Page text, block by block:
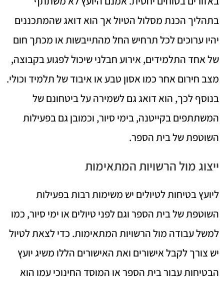
בתהליך הכנת מסלול הטיול אך הוא דואג שהמתכננים
יהיו ערוכים לכל תרחיש החל מהתייבשות או מכתך חום
של אחד התלמידים, אירוע חבלני שיכול לפגוע בקבוצה,
מצב חירום אחר כמו אסון טבע או איבוד של תלמיד וכולי.
בנוסף לכך, הוא דואג גם לשמירה על ביטחונם של
המשתתפים בקייטנה, בימי סיור, וכמובן גם בפעילות
השוטפת של בית הספר.
ייצוג מול הרשויות המתאימות
ליועץ בטיחות לטיולים יש משימות רבות בפעילות
השוטפת של בית הספר וגם לפני טיולים או ימי סיור, כמו
למשל עבודה מול הרשויות המתאימות. כדי לצאת לטיול
יש צורך לקבל אישורים ואת האישורים הללו משיג יועץ
הבטיחות עבור בית הספר או המוסד החינוכי עמו הוא